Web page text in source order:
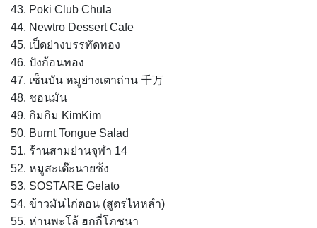
43. Poki Club Chula
44. Newtro Dessert Cafe
45. เป็ดย่างบรรทัดทอง
46. ปังก้อนทอง
47. เซ็นบัน หมูย่างเตาถ่าน 千万
48. ชอนมัน
49. กิมกิม KimKim
50. Burnt Tongue Salad
51. ร้านสามย่านจุฬา 14
52. หมูสะเต๊ะนายซ้ง
53. SOSTARE Gelato
54. ข้าวมันไก่ตอน (สูตรไหหลำ)
55. ห่านพะโล้ ฮกกี่โภชนา